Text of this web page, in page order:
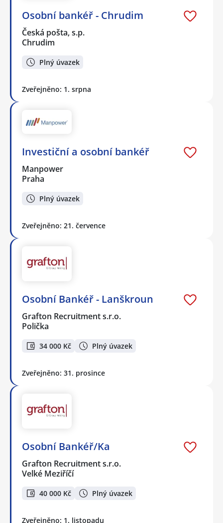
Osobní bankéř - Chrudim
Česká pošta, s.p.
Chrudim
Plný úvazek
Zveřejněno: 1. srpna
Investiční a osobní bankéř
Manpower
Praha
Plný úvazek
Zveřejněno: 21. července
Osobní Bankéř - Lanškroun
Grafton Recruitment s.r.o.
Polička
34 000 Kč Plný úvazek
Zveřejněno: 31. prosince
Osobní Bankéř/Ka
Grafton Recruitment s.r.o.
Velké Meziříčí
40 000 Kč Plný úvazek
Zveřejněno: 1. listopadu